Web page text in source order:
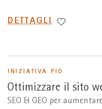
PASSA
DETTAGLI
INIZIATIVA PID
Ottimizzare il sito
SEO & GEO per